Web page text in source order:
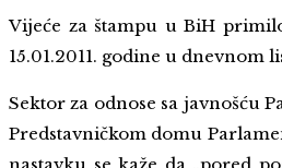
Vijeće za štampu u BiH
15.01.2011. godine u dnevnom
Sektor za odnose sa javnošću
Predstavničkom domu